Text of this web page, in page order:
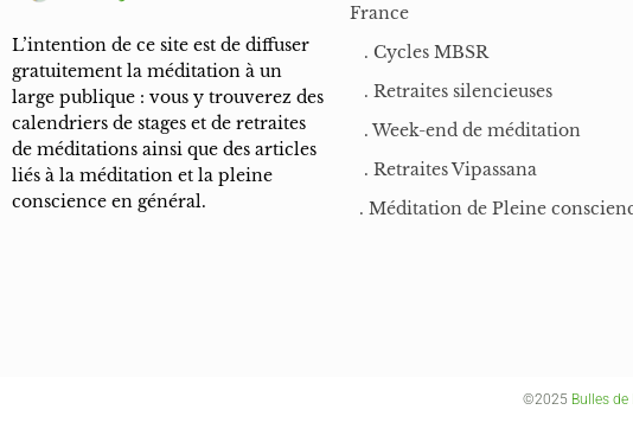
L’intention de ce site est de diffuser
gratuitement la méditation à un
large publique : vous y trouverez des
calendriers de stages et de retraites
de méditations ainsi que des articles
liés à la méditation et la pleine
conscience en général.
France
. Cycles MBSR
. Retraites silencieuses
. Week-end de méditation
. Retraites Vipassana
. Méditation de Pleine
©2025 Bulles de